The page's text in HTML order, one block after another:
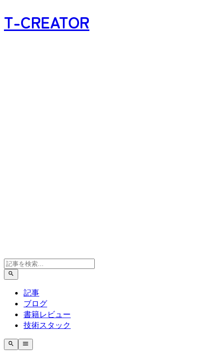
T-CREATOR
記事
ブログ
書籍レビュー
技術スタック